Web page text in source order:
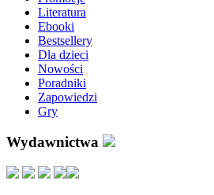
Literatura
Ebooki
Bestsellery
Dla dzieci
Nowości
Poradniki
Zapowiedzi
Gry
Wydawnictwa